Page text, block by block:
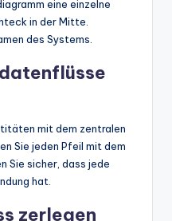
eine einzelne
in der Mitte.
des Systems.
mit dem zentralen
Sie jeden Pfeil mit dem
Sie sicher, dass jede
hat.
zerlegen